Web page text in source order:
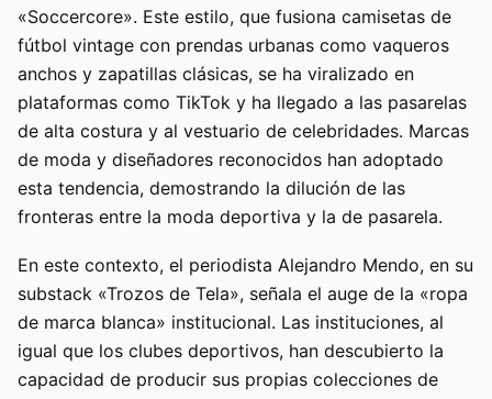
«Soccercore». Este estilo, que fusiona camisetas de
fútbol vintage con prendas urbanas como vaqueros
anchos y zapatillas clásicas, se ha viralizado en
plataformas como TikTok y ha llegado a las pasarelas
de alta costura y al vestuario de celebridades. Marcas
de moda y diseñadores reconocidos han adoptado
esta tendencia, demostrando la dilución de las
fronteras entre la moda deportiva y la de pasarela.
En este contexto, el periodista Alejandro Mendo, en su
substack «Trozos de Tela», señala el auge de la «ropa
de marca blanca» institucional. Las instituciones, al
igual que los clubes deportivos, han descubierto la
capacidad de producir sus propias colecciones de